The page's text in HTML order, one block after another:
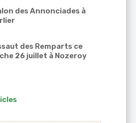
des Annonciades à
des Remparts ce
26 juillet à Nozeroy